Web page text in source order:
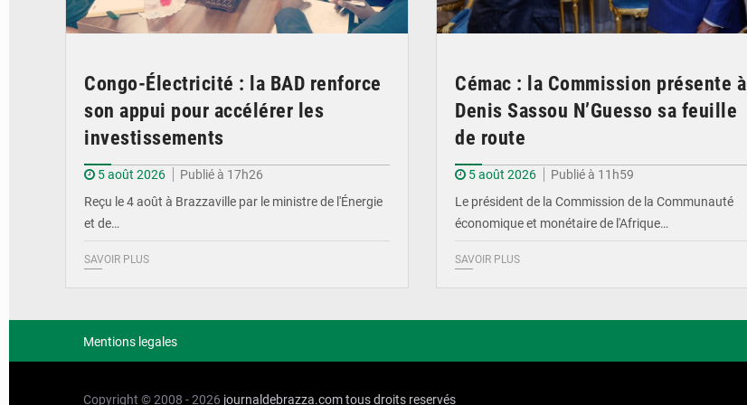
Congo-Électricité : la BAD renforce
son appui pour accélérer les
investissements
5 août 2026
Publié à 17h26
Reçu le 4 août à Brazzaville par le ministre de l'Énergie
et de…
SAVOIR PLUS
Cémac : la Commission présente à
Denis Sassou N’Guesso sa feuille
de route
5 août 2026
Publié à 11h59
Le président de la Commission de la Communauté
économique et monétaire de l'Afrique…
SAVOIR PLUS
Mentions legales
Copyright © 2008 - 2026 journaldebrazza.comtous droits reservés